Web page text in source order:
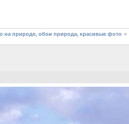
природе, обои природа, красивые фото